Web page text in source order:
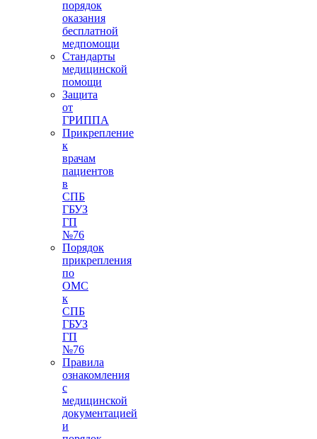
порядок
оказания
бесплатной
медпомощи
Стандарты
медицинской
помощи
Защита
от
ГРИППА
Прикрепление
к
врачам
пациентов
в
СПБ
ГБУЗ
ГП
№76
Порядок
прикрепления
по
ОМС
к
СПБ
ГБУЗ
ГП
№76
Правила
ознакомления
с
медицинской
документацией
и